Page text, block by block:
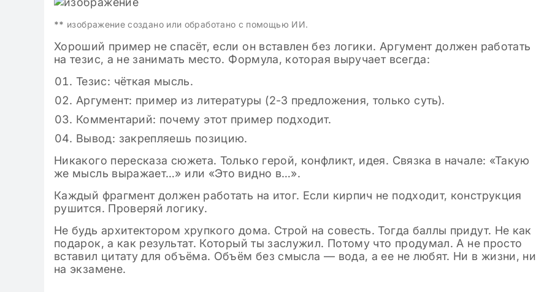
** изображение создано или обработано с помощью ИИ.
Хороший пример не спасёт, если он вставлен без логики. Аргумент должен работать
на тезис, а не занимать место. Формула, которая выручает всегда:
Тезис: чёткая мысль.
Аргумент: пример из литературы (2-3 предложения, только суть).
Комментарий: почему этот пример подходит.
Вывод: закрепляешь позицию.
Никакого пересказа сюжета. Только герой, конфликт, идея. Связка в начале: «Такую
же мысль выражает…» или «Это видно в…».
Каждый фрагмент должен работать на итог. Если кирпич не подходит, конструкция
рушится. Проверяй логику.
Не будь архитектором хрупкого дома. Строй на совесть. Тогда баллы придут. Не как
подарок, а как результат. Который ты заслужил. Потому что продумал. А не просто
вставил цитату для объёма. Объём без смысла — вода, а ее не любят. Ни в жизни, ни
на экзамене.